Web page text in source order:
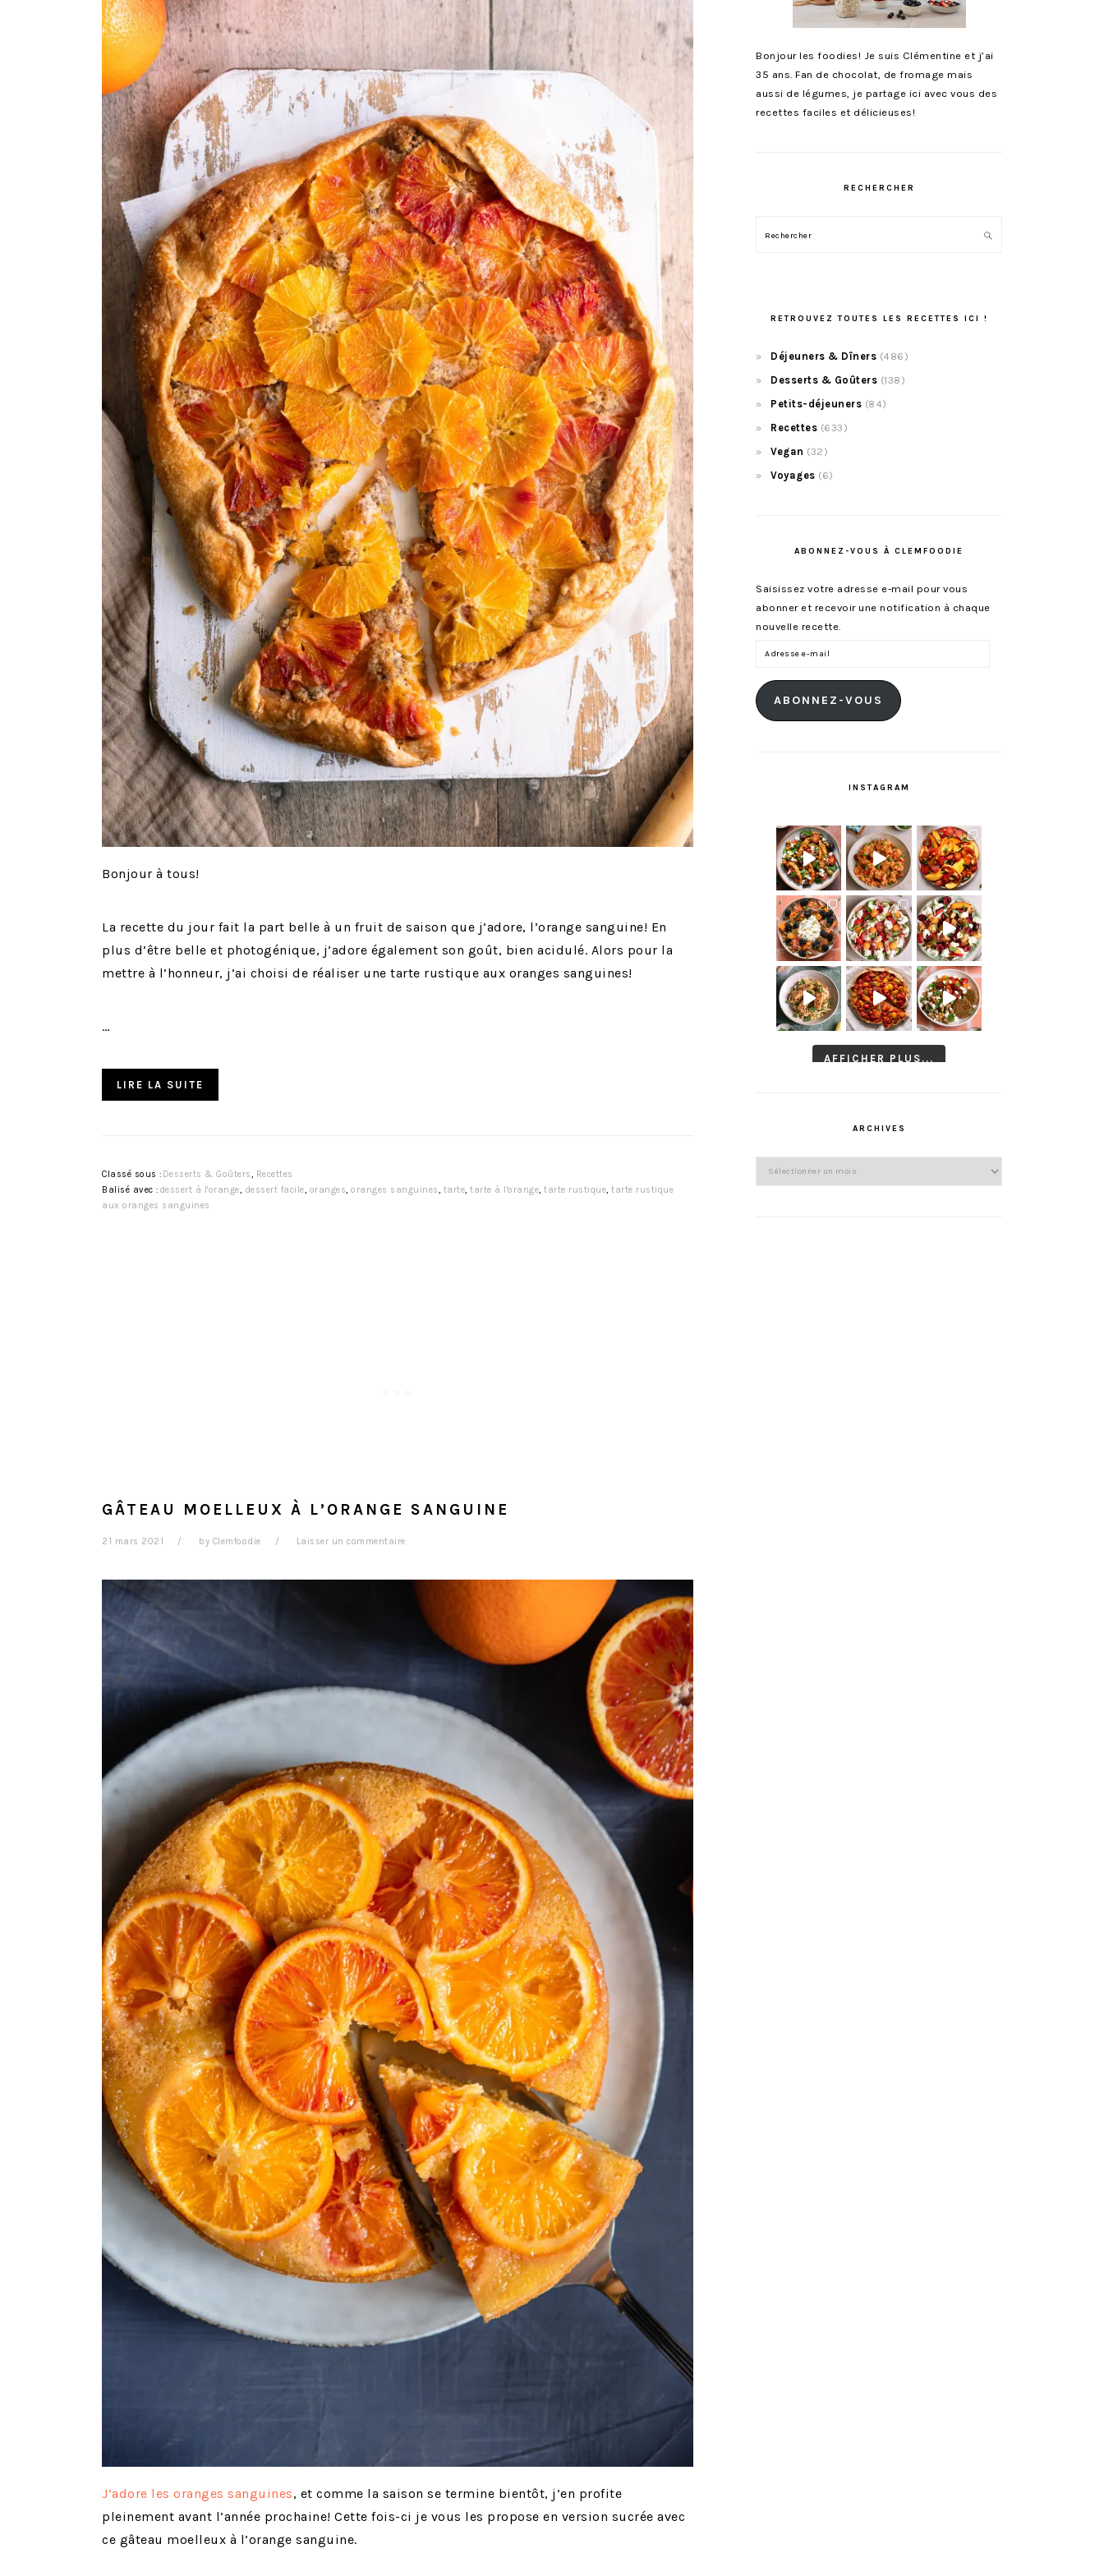
Bonjour à tous!
La recette du jour fait la part belle à un fruit de saison que j’adore, l’orange sanguine! En
plus d’être belle et photogénique, j’adore également son goût, bien acidulé. Alors pour la
mettre à l’honneur, j’ai choisi de réaliser une tarte rustique aux oranges sanguines!
…
LIRE LA SUITE
Classé sous : Desserts & Goûters, Recettes
Balisé avec : dessert à l'orange, dessert facile, oranges, oranges sanguines, tarte, tarte à l'orange, tarte rustique, tarte rustique
aux oranges sanguines
GÂTEAU MOELLEUX À L’ORANGE SANGUINE
21 mars 2021 by Clemfoodie Laisser un commentaire
J’adore les oranges sanguines, et comme la saison se termine bientôt, j’en profite
pleinement avant l’année prochaine! Cette fois-ci je vous les propose en version sucrée avec
ce gâteau moelleux à l’orange sanguine.
Bonjour les foodies! Je suis Clémentine et j’ai
35 ans. Fan de chocolat, de fromage mais
aussi de légumes, je partage ici avec vous des
recettes faciles et délicieuses!
RECHERCHER
Rechercher
RETROUVEZ TOUTES LES RECETTES ICI !
Déjeuners & Dîners (486)
Desserts & Goûters (138)
Petits-déjeuners (84)
Recettes (633)
Vegan (32)
Voyages (6)
ABONNEZ-VOUS À CLEMFOODIE
Saisissez votre adresse e-mail pour vous
abonner et recevoir une notification à chaque
nouvelle recette.
Adresse
mail
ABONNEZ-VOUS
INSTAGRAM
AFFICHER PLUS...
ARCHIVES
Archives